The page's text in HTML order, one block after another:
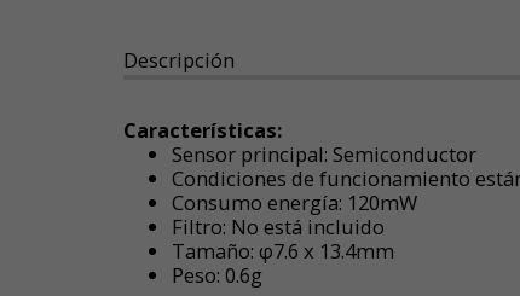
Descripción
Características:
Sensor principal: Semiconductor
Condiciones de funcionamiento
Consumo energía: 120mW
Filtro: No está incluido
Tamaño: φ7.6 x 13.4mm
Peso: 0.6g